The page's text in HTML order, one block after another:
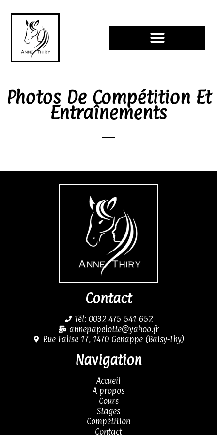
Photos De Compétition Et
Entraînements
Contact
Tél: 0032 475 541 652
annepapelotte@yahoo.fr
Rue Falise 17, 1470 Genappe (Baisy-Thy)
Navigation
Accueil
A propos
Cours
Stages
Compétition
Contact